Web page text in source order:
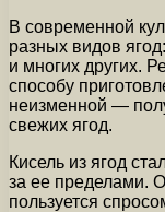
В современной
разных видов
и многих других.
способу
неизменной —
свежих ягод.
Кисель из ягод
за ее пределами.
пользуется